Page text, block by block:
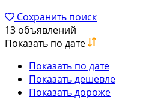
Сохранить поиск
13 объявлений
Показать по дате
Показать по дате
Показать дешевле
Показать дороже